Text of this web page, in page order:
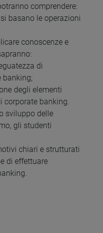
comprendere:
basano le operazioni
conoscenze e
di
banking;
degli elementi
corporate banking.
sviluppo delle
gli studenti
chiari e strutturati
di effettuare